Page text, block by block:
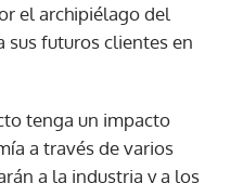
el archipiélago del
sus futuros clientes en
tenga un impacto
a través de varios
a la industria y a los